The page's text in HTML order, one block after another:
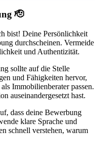
🫡
bist! Deine Persönlichkeit
durchscheinen. Vermeide
und Authentizität.
sollte auf die Stelle
und Fähigkeiten hervor,
Immobilienberater passen.
auseinandergesetzt hast.
dass deine Bewerbung
klare Sprache und
schnell verstehen, warum